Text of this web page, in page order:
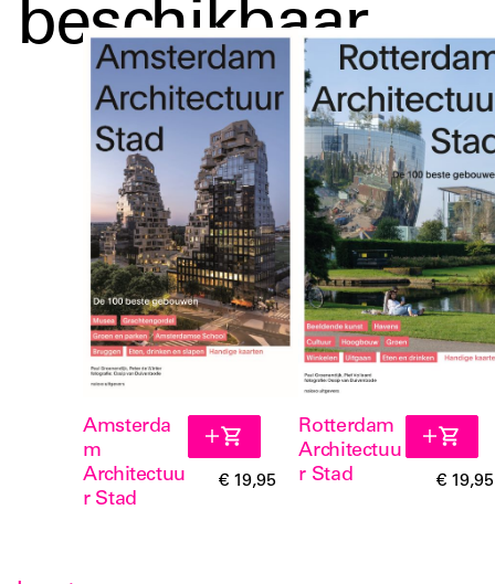
beschikbaar
Amsterda
m
Architectuu
r Stad
€ 19,95
Rotterdam
Architectuu
r Stad
€ 19,95